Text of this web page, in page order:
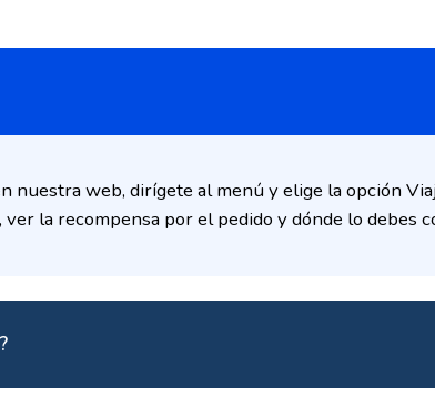
nuestra web, dirígete al menú y elige la opción
la recompensa por el pedido y dónde lo debes